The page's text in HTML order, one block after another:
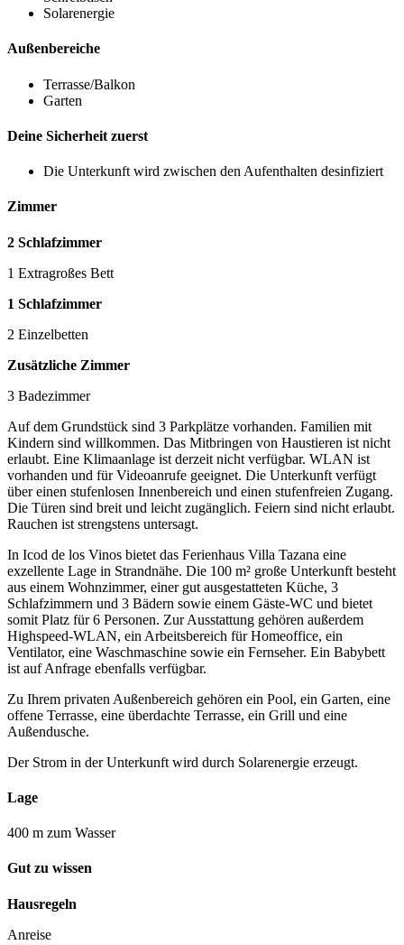
Solarenergie
Außenbereiche
Terrasse/Balkon
Garten
Deine Sicherheit zuerst
Die Unterkunft wird zwischen den Aufenthalten desinfiziert
Zimmer
2 Schlafzimmer
1 Extragroßes Bett
1 Schlafzimmer
2 Einzelbetten
Zusätzliche Zimmer
3 Badezimmer
Auf dem Grundstück sind 3 Parkplätze vorhanden. Familien mit
Kindern sind willkommen. Das Mitbringen von Haustieren ist nicht
erlaubt. Eine Klimaanlage ist derzeit nicht verfügbar. WLAN ist
vorhanden und für Videoanrufe geeignet. Die Unterkunft verfügt
über einen stufenlosen Innenbereich und einen stufenfreien Zugang.
Die Türen sind breit und leicht zugänglich. Feiern sind nicht erlaubt.
Rauchen ist strengstens untersagt.
In Icod de los Vinos bietet das Ferienhaus Villa Tazana eine
exzellente Lage in Strandnähe. Die 100 m² große Unterkunft besteht
aus einem Wohnzimmer, einer gut ausgestatteten Küche, 3
Schlafzimmern und 3 Bädern sowie einem Gäste-WC und bietet
somit Platz für 6 Personen. Zur Ausstattung gehören außerdem
Highspeed-WLAN, ein Arbeitsbereich für Homeoffice, ein
Ventilator, eine Waschmaschine sowie ein Fernseher. Ein Babybett
ist auf Anfrage ebenfalls verfügbar.
Zu Ihrem privaten Außenbereich gehören ein Pool, ein Garten, eine
offene Terrasse, eine überdachte Terrasse, ein Grill und eine
Außendusche.
Der Strom in der Unterkunft wird durch Solarenergie erzeugt.
Lage
400 m zum Wasser
Gut zu wissen
Hausregeln
Anreise